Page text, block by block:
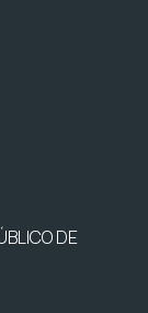
DE